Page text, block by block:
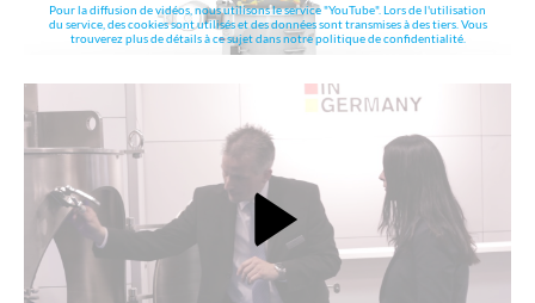
Pour la diffusion de vidéos, nous utilisons le service "YouTube". Lors de l'utilisation
du service, des cookies sont utilisés et des données sont transmises à des tiers. Vous
trouverez plus de détails à ce sujet dans notre politique de confidentialité.